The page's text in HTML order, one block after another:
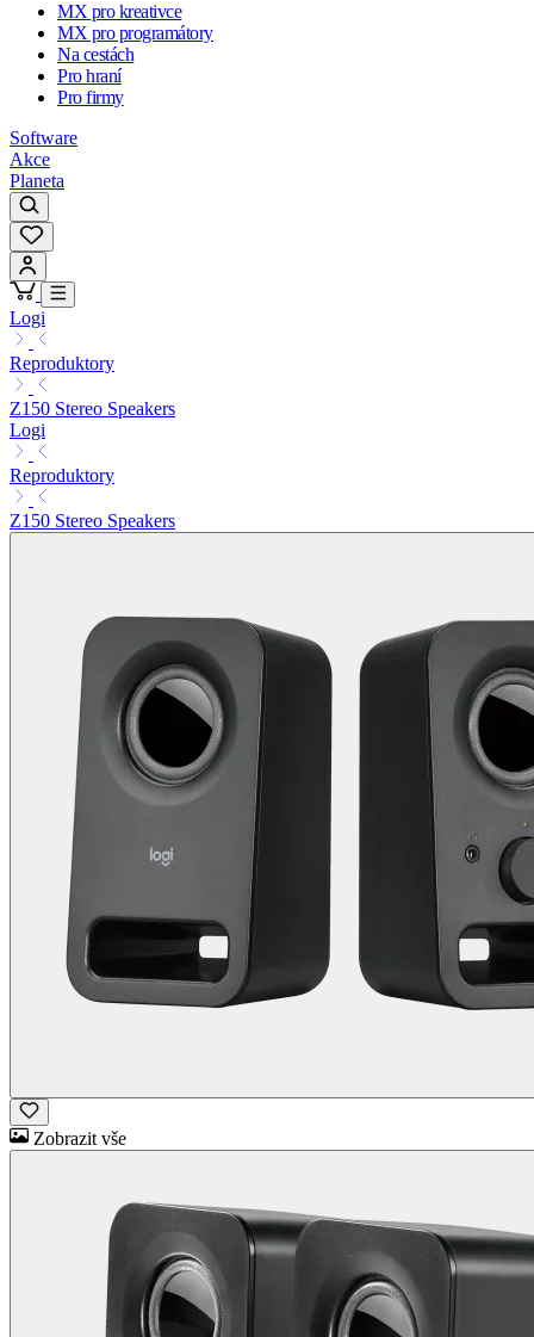
MX pro kreativce
MX pro programátory
Na cestách
Pro hraní
Pro firmy
Software
Akce
Planeta
Logi
Reproduktory
Z150 Stereo Speakers
Logi
Reproduktory
Z150 Stereo Speakers
Zobrazit vše